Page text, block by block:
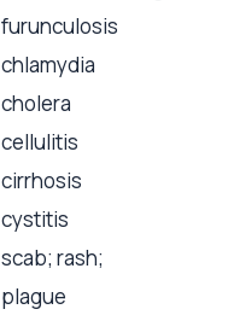
furunculosis
chlamydia
cholera
cellulitis
cirrhosis
cystitis
scab; rash;
plague